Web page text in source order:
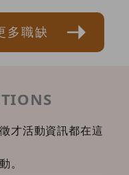
多職缺
才活動資訊都在這
。